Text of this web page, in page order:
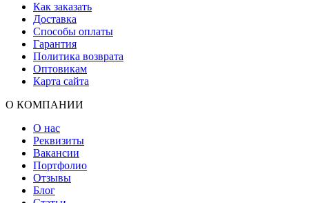
Как заказать
Доставка
Способы оплаты
Гарантия
Политика возврата
Оптовикам
Карта сайта
О КОМПАНИИ
О нас
Реквизиты
Вакансии
Портфолио
Отзывы
Блог